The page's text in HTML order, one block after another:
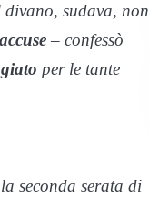
sudava, non
– confessò
per le tante
seconda serata di